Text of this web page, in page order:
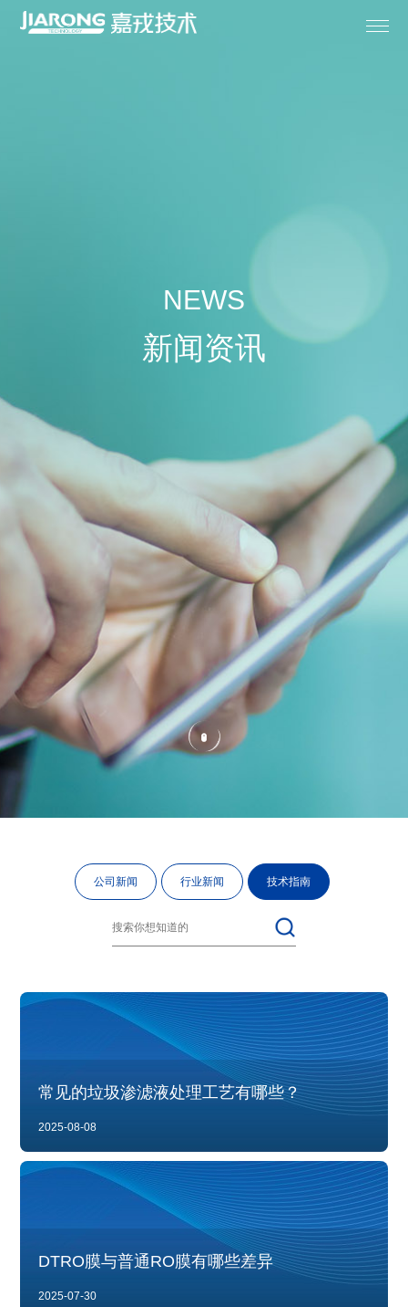
技术支持 
新闻资讯
投资者关系 
NEWS
新闻资讯
公司新闻 行业新闻 技术指南
常见的垃圾渗滤液处理工艺有哪些？
2025-08-08
DTRO膜与普通RO膜有哪些差异
2025-07-30